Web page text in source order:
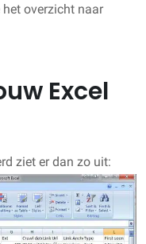
het overzicht naar
Excel
ziet er dan zo uit: